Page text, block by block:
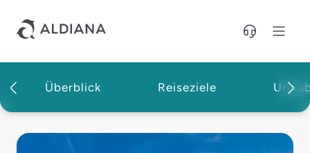
Überblick Reiseziele
Magazin | Aldiana Reisemagazin